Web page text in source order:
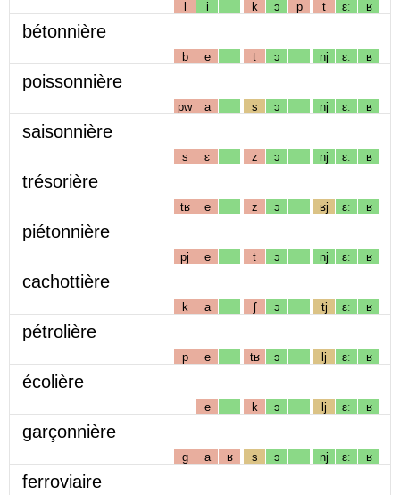
l i k ɔ p t ɛː ʁ
bétonnière
b e t ɔ nj ɛː ʁ
poissonnière
pw a s ɔ nj ɛː ʁ
saisonnière
s ɛ z ɔ nj ɛː ʁ
trésorière
tʁ e z ɔ ʁj ɛː ʁ
piétonnière
pj e t ɔ nj ɛː ʁ
cachottière
k a ʃ ɔ tj ɛː ʁ
pétrolière
p e tʁ ɔ lj ɛː ʁ
écolière
e k ɔ lj ɛː ʁ
garçonnière
g a ʁ s ɔ nj ɛː ʁ
ferroviaire